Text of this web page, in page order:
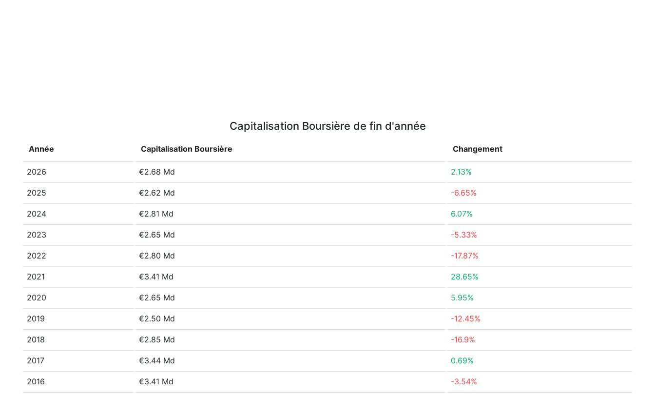
Capitalisation Boursière de fin d'année
Année Capitalisation Boursière Changement
2026 €2.68 Md 2.13%
2025 €2.62 Md -6.65%
2024 €2.81 Md 6.07%
2023 €2.65 Md -5.33%
2022 €2.80 Md -17.87%
2021 €3.41 Md 28.65%
2020 €2.65 Md 5.95%
2019 €2.50 Md -12.45%
2018 €2.85 Md -16.9%
2017 €3.44 Md 0.69%
2016 €3.41 Md -3.54%